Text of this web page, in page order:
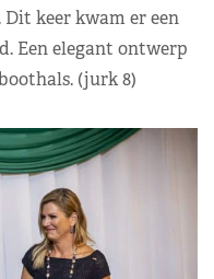
Dit keer kwam er een
Een elegant ontwerp
(jurk 8)